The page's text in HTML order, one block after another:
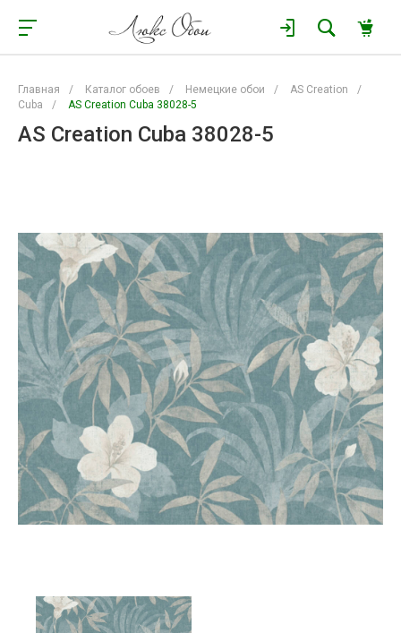
Главная / Каталог обоев / Немецкие обои / AS Creation
/
Cuba
/ AS Creation Cuba 38028-5
AS Creation Cuba 38028-5